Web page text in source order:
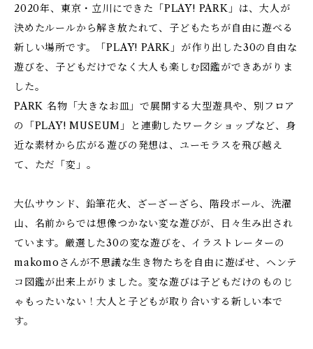
2020年、東京・立川にできた「PLAY! PARK」は、大人が
決めたルールから解き放たれて、子どもたちが自由に遊べる
新しい場所です。「PLAY! PARK」が作り出した30の自由な
遊びを、子どもだけでなく大人も楽しむ図鑑ができあがりま
した。
PARK 名物「大きなお皿」で展開する大型遊具や、別フロア
の「PLAY! MUSEUM」と連動したワークショップなど、身
近な素材から広がる遊びの発想は、ユーモラスを飛び越え
て、ただ「変」。
大仏サウンド、鉛筆花火、ざーざーざら、階段ボール、洗濯
山、名前からでは想像つかない変な遊びが、日々生み出され
ています。厳選した30の変な遊びを、イラストレーターの
makomoさんが不思議な生き物たちを自由に遊ばせ、ヘンテ
コ図鑑が出来上がりました。変な遊びは子どもだけのものじ
ゃもったいない！大人と子どもが取り合いする新しい本で
す。